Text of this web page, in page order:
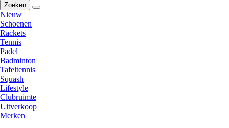
Zoeken
Nieuw
Schoenen
Rackets
Tennis
Padel
Badminton
Tafeltennis
Squash
Lifestyle
Clubruimte
Uitverkoop
Merken